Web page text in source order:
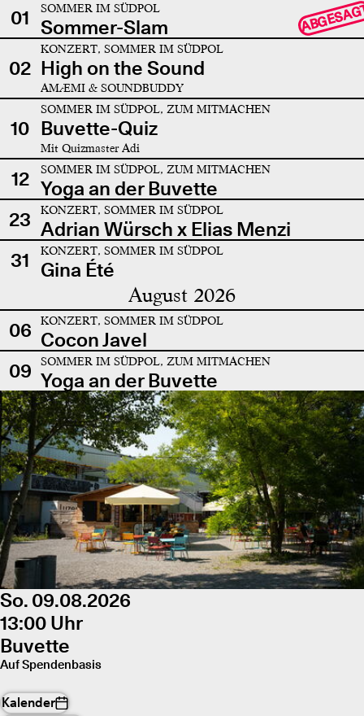
01 SOMMER IM SÜDPOL
Sommer-Slam
02
KONZERT, SOMMER IM SÜDPOL
High on the Sound
AMÆMI & SOUNDBUDDY
10
SOMMER IM SÜDPOL, ZUM MITMACHEN
Buvette-Quiz
Mit Quizmaster Adi
12 SOMMER IM SÜDPOL, ZUM MITMACHEN
Yoga an der Buvette
23
KONZERT, SOMMER IM SÜDPOL
Adrian Würsch x Elias Menzi
31
KONZERT, SOMMER IM SÜDPOL
Gina Été
August 2026
06 KONZERT, SOMMER IM SÜDPOL
Cocon Javel
09
SOMMER IM SÜDPOL, ZUM MITMACHEN
Yoga an der Buvette
So. 09.08.2026
13:00 Uhr
Buvette
Auf Spendenbasis
Kalender